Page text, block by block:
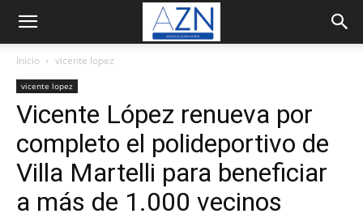
Inicio vicente lopez
vicente lopez
Vicente López renueva por
completo el polideportivo de
Villa Martelli para beneficiar
a más de 1.000 vecinos